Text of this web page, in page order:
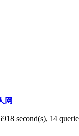
网
second(s), 14